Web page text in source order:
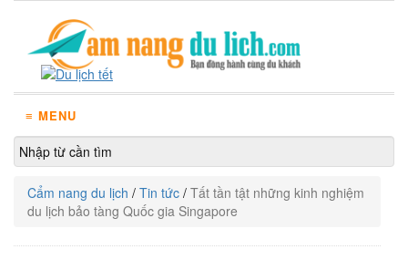
≡ MENU
Cẩm nang du lịch / Tin tức / Tất tần tật những kinh nghiệm
du lịch bảo tàng Quốc gia Singapore